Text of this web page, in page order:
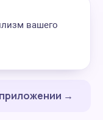
вашего
→